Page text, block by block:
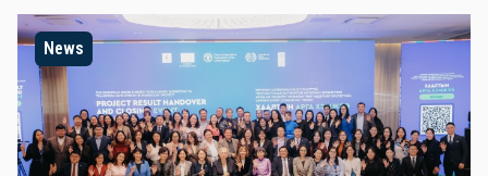
News